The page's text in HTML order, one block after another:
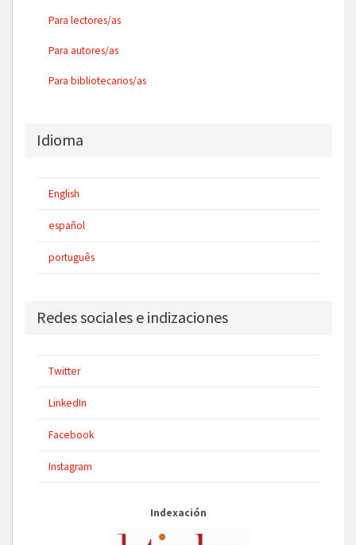
Para lectores/as
Para autores/as
Para bibliotecarios/as
Idioma
English
español
português
Redes sociales e indizaciones
Twitter
LinkedIn
Facebook
Instagram
Indexación